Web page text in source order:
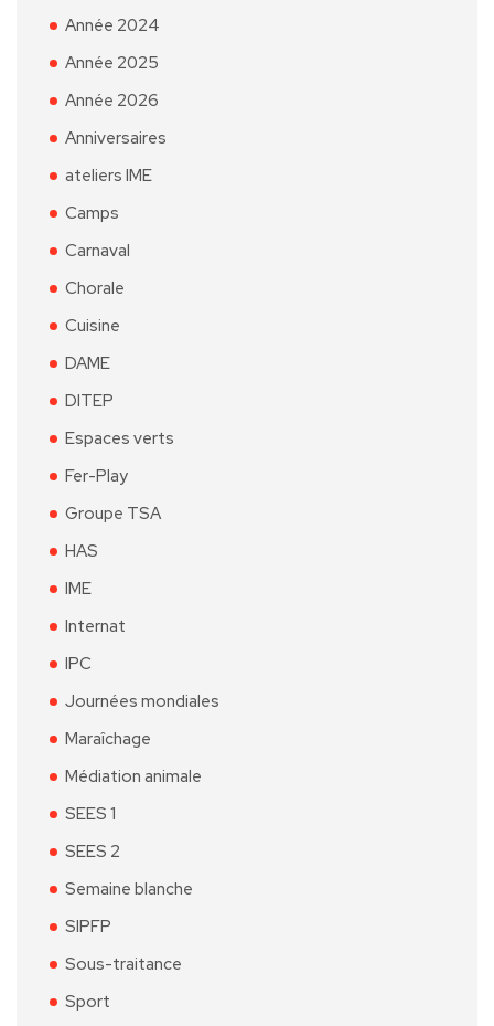
Année 2024
Année 2025
Année 2026
Anniversaires
ateliers IME
Camps
Carnaval
Chorale
Cuisine
DAME
DITEP
Espaces verts
Fer-Play
Groupe TSA
HAS
IME
Internat
IPC
Journées mondiales
Maraîchage
Médiation animale
SEES 1
SEES 2
Semaine blanche
SIPFP
Sous-traitance
Sport